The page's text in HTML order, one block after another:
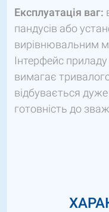
Експлуатація ваг:
пандусів або
вирівнювальним
Інтерфейс приладу
вимагає
відбувається
готовність до